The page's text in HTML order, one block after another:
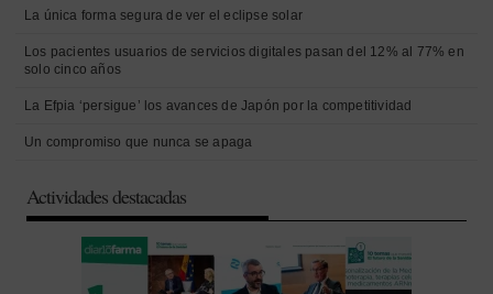
La única forma segura de ver el eclipse solar
Los pacientes usuarios de servicios digitales pasan del 12% al 77% en
solo cinco años
La Efpia ‘persigue’ los avances de Japón por la competitividad
Un compromiso que nunca se apaga
Actividades destacadas